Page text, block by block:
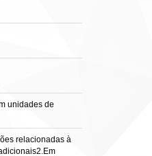
unidades de
relacionadas à